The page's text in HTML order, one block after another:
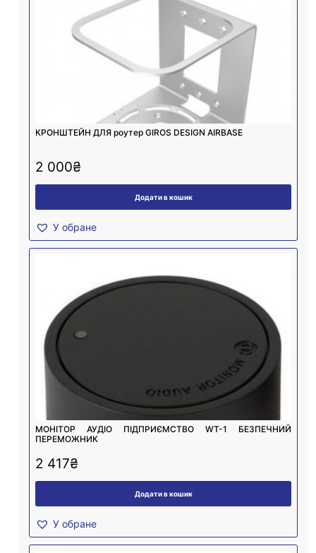
КРОНШТЕЙН ДЛЯ роутер GIROS DESIGN AIRBASE
2 000₴
Додати в кошик
У обране
МОНІТОР АУДІО ПІДПРИЄМСТВО WT-1 БЕЗПЕЧНИЙ
ПЕРЕМОЖНИК
2 417₴
Додати в кошик
У обране